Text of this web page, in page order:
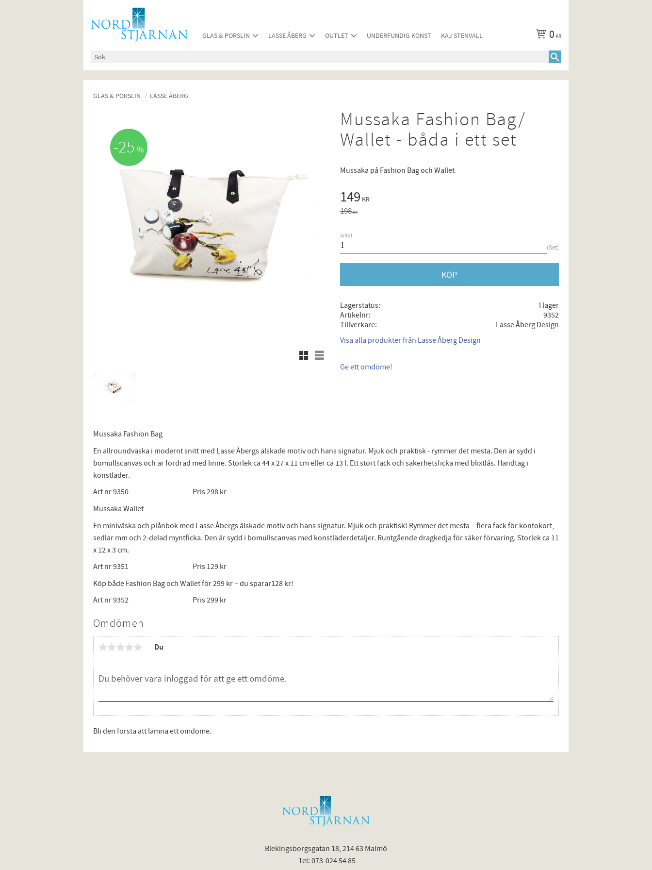
GLAS & PORSLIN LASSE ÅBERG OUTLET UNDERFUNDIG KONST KAJ STENVALL 0 KR
GLAS & PORSLIN LASSE ÅBERG
Mussaka Fashion Bag/
Wallet - båda i ett set
Mussaka på Fashion Bag och Wallet
25 %
Rutnätsvy
Listvy
Nedsatt pris:
149 KR
Ordinarie pris:
198KR
Antal
Set
KÖP
Lagerstatus
I lager
Artikelnr
9352
Tillverkare
Lasse Åberg Design
Visa alla produkter från Lasse Åberg Design
Ge ett omdöme!
Mussaka Fashion Bag
En allroundväska i modernt snitt med Lasse Åbergs älskade motiv och hans signatur. Mjuk och praktisk - rymmer det mesta. Den är sydd i
bomullscanvas och är fordrad med linne. Storlek ca 44 x 27 x 11 cm eller ca 13 l. Ett stort fack och säkerhetsficka med blixtlås. Handtag i
konstläder.
Art nr 9350 Pris 298 kr
Mussaka Wallet
En miniväska och plånbok med Lasse Åbergs älskade motiv och hans signatur. Mjuk och praktisk! Rymmer det mesta – flera fack för kontokort,
sedlar mm och 2-delad myntficka. Den är sydd i bomullscanvas med konstläderdetaljer. Runtgående dragkedja för säker förvaring. Storlek ca 11
x 12 x 3 cm.
Art nr 9351 Pris 129 kr
Köp både Fashion Bag och Wallet för 299 kr – du sparar128 kr!
Art nr 9352 Pris 299 kr
Omdömen
Du
Bli den första att lämna ett omdöme.
Blekingsborgsgatan 18, 214 63 Malmö
Tel: 073-024 54 85